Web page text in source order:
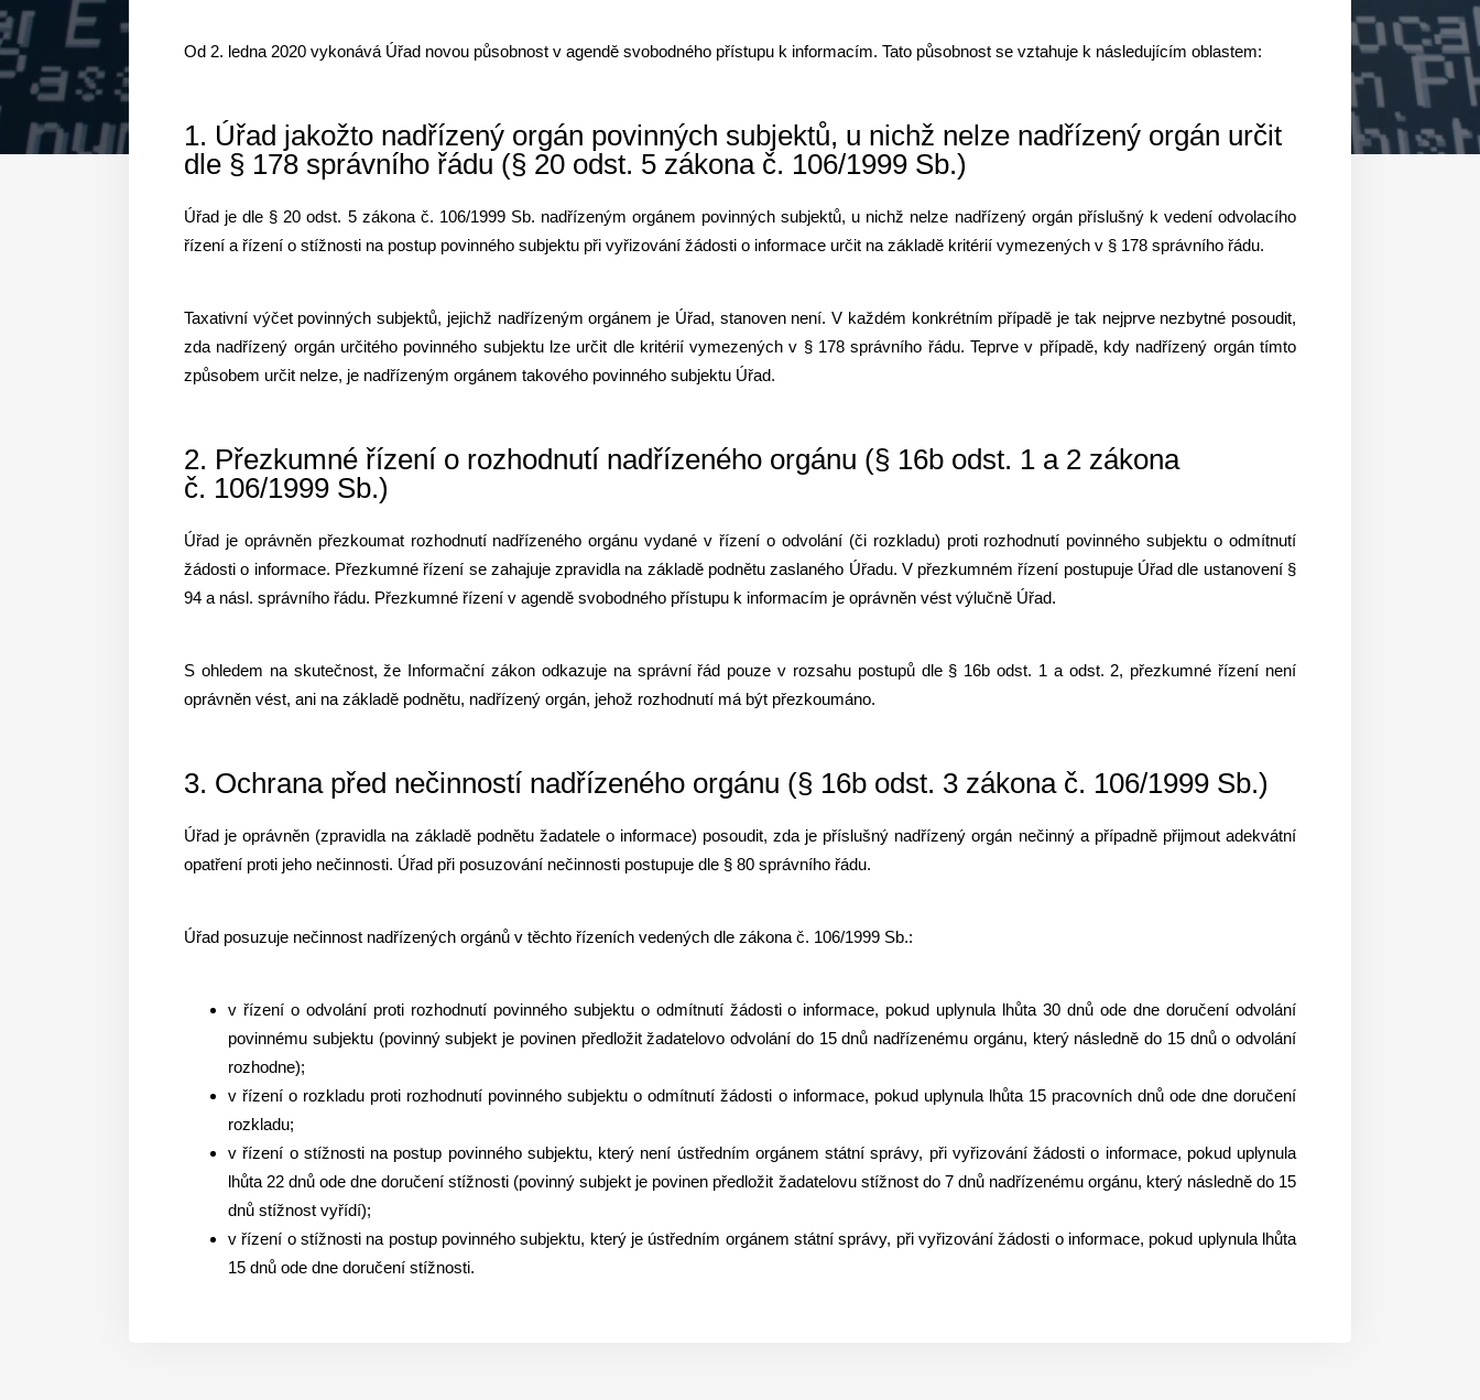
Od 2. ledna 2020 vykonává Úřad novou působnost v agendě svobodného přístupu k informacím. Tato působnost se vztahuje k následujícím oblastem:
1. Úřad jakožto nadřízený orgán povinných subjektů, u nichž nelze nadřízený orgán určit
dle § 178 správního řádu (§ 20 odst. 5 zákona č. 106/1999 Sb.)
Úřad je dle § 20 odst. 5 zákona č. 106/1999 Sb. nadřízeným orgánem povinných subjektů, u nichž nelze nadřízený orgán příslušný k vedení odvolacího
řízení a řízení o stížnosti na postup povinného subjektu při vyřizování žádosti o informace určit na základě kritérií vymezených v § 178 správního řádu.
Taxativní výčet povinných subjektů, jejichž nadřízeným orgánem je Úřad, stanoven není. V každém konkrétním případě je tak nejprve nezbytné posoudit,
zda nadřízený orgán určitého povinného subjektu lze určit dle kritérií vymezených v § 178 správního řádu. Teprve v případě, kdy nadřízený orgán tímto
způsobem určit nelze, je nadřízeným orgánem takového povinného subjektu Úřad.
2. Přezkumné řízení o rozhodnutí nadřízeného orgánu (§ 16b odst. 1 a 2 zákona
č. 106/1999 Sb.)
Úřad je oprávněn přezkoumat rozhodnutí nadřízeného orgánu vydané v řízení o odvolání (či rozkladu) proti rozhodnutí povinného subjektu o odmítnutí
žádosti o informace. Přezkumné řízení se zahajuje zpravidla na základě podnětu zaslaného Úřadu. V přezkumném řízení postupuje Úřad dle ustanovení §
94 a násl. správního řádu. Přezkumné řízení v agendě svobodného přístupu k informacím je oprávněn vést výlučně Úřad.
S ohledem na skutečnost, že Informační zákon odkazuje na správní řád pouze v rozsahu postupů dle § 16b odst. 1 a odst. 2, přezkumné řízení není
oprávněn vést, ani na základě podnětu, nadřízený orgán, jehož rozhodnutí má být přezkoumáno.
3. Ochrana před nečinností nadřízeného orgánu (§ 16b odst. 3 zákona č. 106/1999 Sb.)
Úřad je oprávněn (zpravidla na základě podnětu žadatele o informace) posoudit, zda je příslušný nadřízený orgán nečinný a případně přijmout adekvátní
opatření proti jeho nečinnosti. Úřad při posuzování nečinnosti postupuje dle § 80 správního řádu.
Úřad posuzuje nečinnost nadřízených orgánů v těchto řízeních vedených dle zákona č. 106/1999 Sb.:
v řízení o odvolání proti rozhodnutí povinného subjektu o odmítnutí žádosti o informace, pokud uplynula lhůta 30 dnů ode dne doručení odvolání
povinnému subjektu (povinný subjekt je povinen předložit žadatelovo odvolání do 15 dnů nadřízenému orgánu, který následně do 15 dnů o odvolání
rozhodne);
v řízení o rozkladu proti rozhodnutí povinného subjektu o odmítnutí žádosti o informace, pokud uplynula lhůta 15 pracovních dnů ode dne doručení
rozkladu;
v řízení o stížnosti na postup povinného subjektu, který není ústředním orgánem státní správy, při vyřizování žádosti o informace, pokud uplynula
lhůta 22 dnů ode dne doručení stížnosti (povinný subjekt je povinen předložit žadatelovu stížnost do 7 dnů nadřízenému orgánu, který následně do 15
dnů stížnost vyřídí);
v řízení o stížnosti na postup povinného subjektu, který je ústředním orgánem státní správy, při vyřizování žádosti o informace, pokud uplynula lhůta
15 dnů ode dne doručení stížnosti.